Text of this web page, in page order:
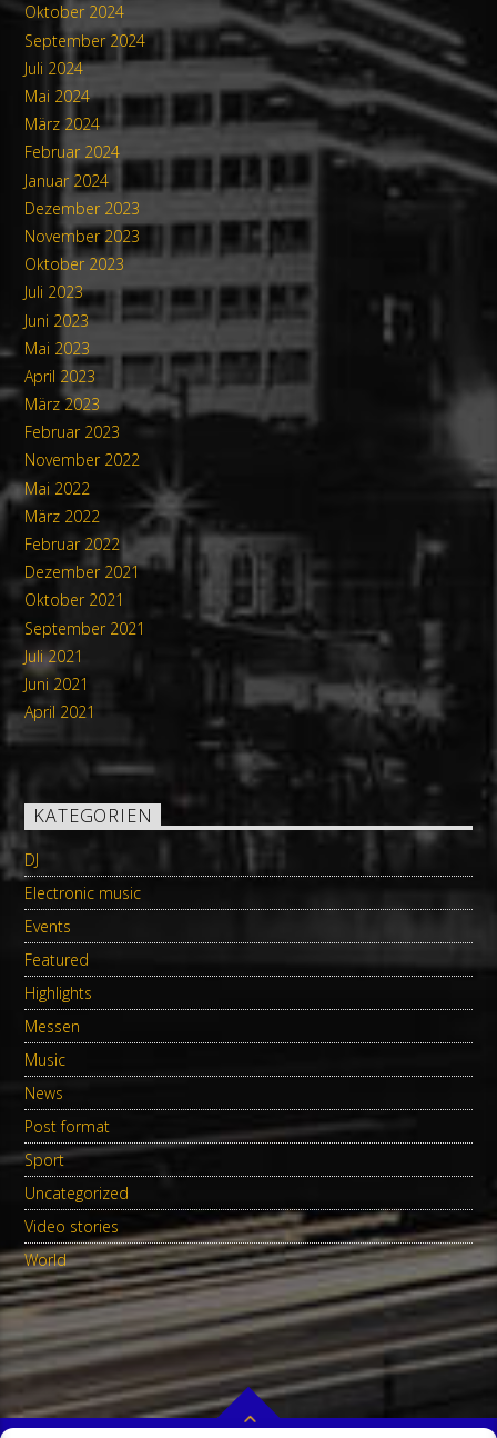
Oktober 2024
September 2024
Juli 2024
Mai 2024
März 2024
Februar 2024
Januar 2024
Dezember 2023
November 2023
Oktober 2023
Juli 2023
Juni 2023
Mai 2023
April 2023
März 2023
Februar 2023
November 2022
Mai 2022
März 2022
Februar 2022
Dezember 2021
Oktober 2021
September 2021
Juli 2021
Juni 2021
April 2021
KATEGORIEN
DJ
Electronic music
Events
Featured
Highlights
Messen
Music
News
Post format
Sport
Uncategorized
Video stories
World